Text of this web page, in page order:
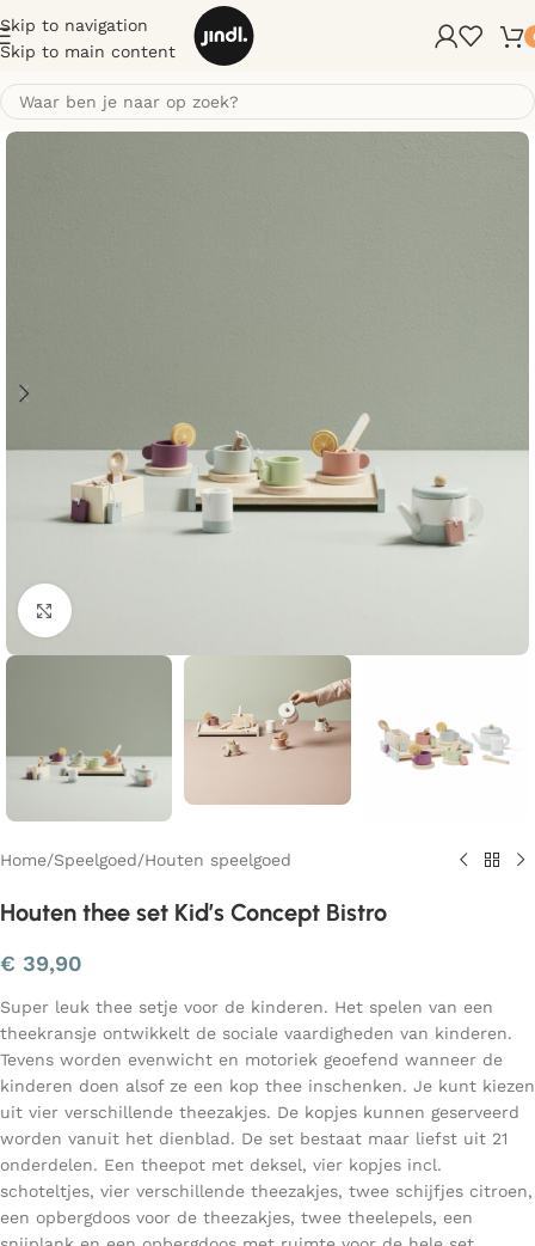
Skip to navigation
Skip to main content
Klik om te vergroten
Home/Speelgoed/Houten speelgoed
Houten thee set Kid’s Concept Bistro
€ 39,90
Super leuk thee setje voor de kinderen. Het spelen van een
theekransje ontwikkelt de sociale vaardigheden van kinderen.
Tevens worden evenwicht en motoriek geoefend wanneer de
kinderen doen alsof ze een kop thee inschenken. Je kunt kiezen
uit vier verschillende theezakjes. De kopjes kunnen geserveerd
worden vanuit het dienblad. De set bestaat maar liefst uit 21
onderdelen. Een theepot met deksel, vier kopjes incl.
schoteltjes, vier verschillende theezakjes, twee schijfjes citroen,
een opbergdoos voor de theezakjes, twee theelepels, een